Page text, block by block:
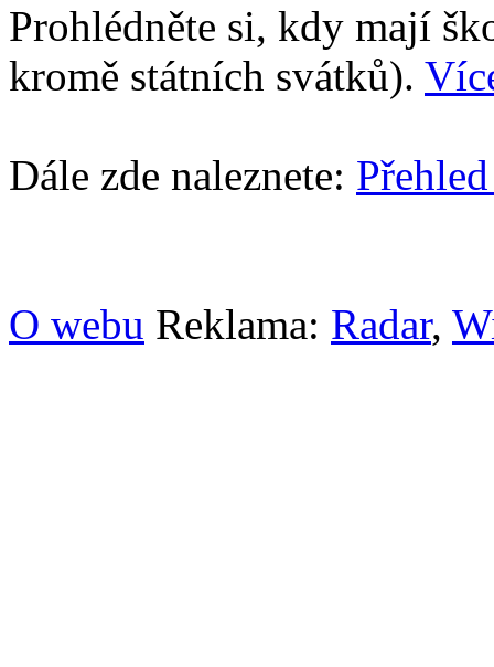
Prohlédněte si, kdy mají
kromě státních svátků).
Dále zde naleznete:
O webu Reklama: Radar,